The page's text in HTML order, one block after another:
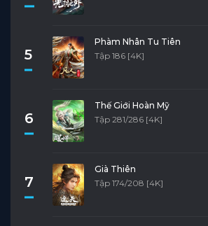
5
Phàm Nhân Tu Tiên
Tập 186 [4K]
6
Thế Giới Hoàn Mỹ
Tập 281/286 [4K]
7
Già Thiên
Tập 174/208 [4K]